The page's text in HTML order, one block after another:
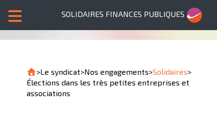
SOLIDAIRES FINANCES PUBLIQUES
>Le syndicat>Nos engagements>Solidaires>
Élections dans les très petites entreprises et
associations